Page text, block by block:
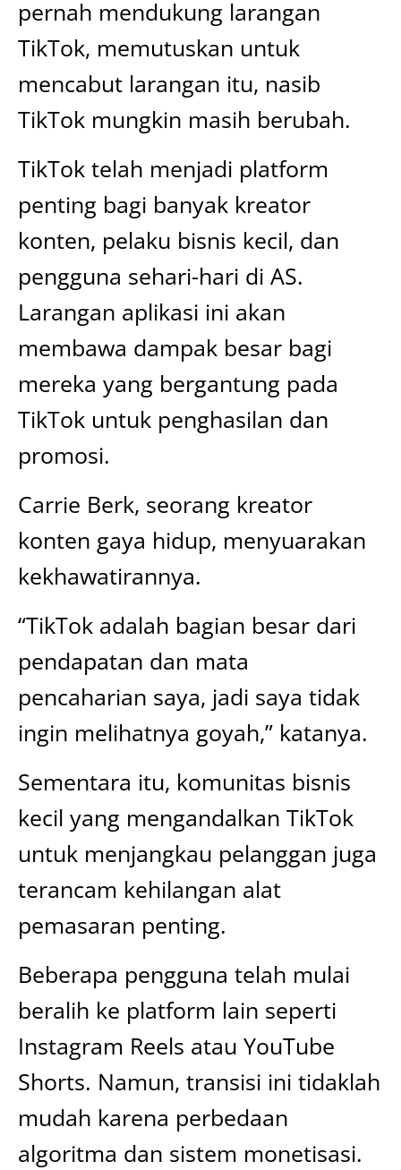
pernah mendukung larangan
TikTok, memutuskan untuk
mencabut larangan itu, nasib
TikTok mungkin masih berubah.
TikTok telah menjadi platform
penting bagi banyak kreator
konten, pelaku bisnis kecil, dan
pengguna sehari-hari di AS.
Larangan aplikasi ini akan
membawa dampak besar bagi
mereka yang bergantung pada
TikTok untuk penghasilan dan
promosi.
Carrie Berk, seorang kreator
konten gaya hidup, menyuarakan
kekhawatirannya.
“TikTok adalah bagian besar dari
pendapatan dan mata
pencaharian saya, jadi saya tidak
ingin melihatnya goyah,” katanya.
Sementara itu, komunitas bisnis
kecil yang mengandalkan TikTok
untuk menjangkau pelanggan juga
terancam kehilangan alat
pemasaran penting.
Beberapa pengguna telah mulai
beralih ke platform lain seperti
Instagram Reels atau YouTube
Shorts. Namun, transisi ini tidaklah
mudah karena perbedaan
algoritma dan sistem monetisasi.